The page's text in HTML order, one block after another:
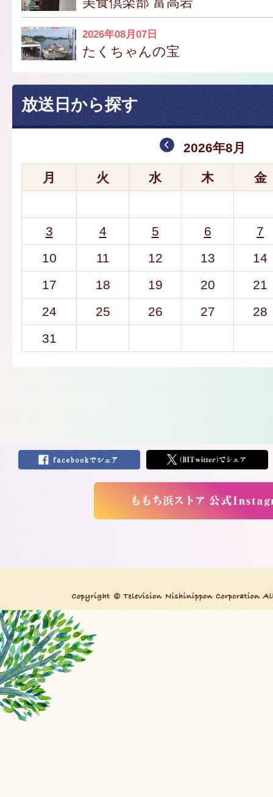
2026年08月07日
たくちゃんの宝
放送日から探す
2026年8月
月 火 水 木 金
3 4 5 6
7
10
11 12 13
14
17
18 19 20
21
24
25 26 27
28
31